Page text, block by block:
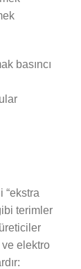
basıncı
“ekstra
terimler
ve elektro